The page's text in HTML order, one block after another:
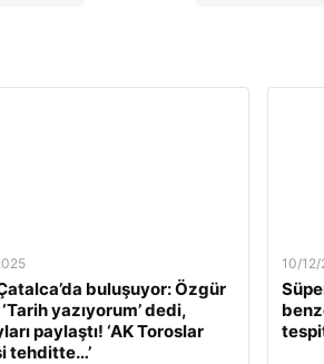
buluşuyor: Özgür
yazıyorum’ dedi,
paylaştı! ‘AK Toroslar
tehditte…’
10/